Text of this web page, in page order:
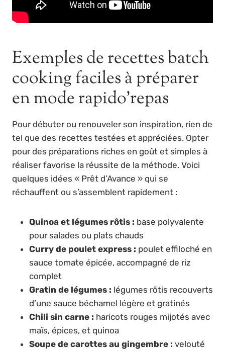
Exemples de recettes batch
cooking faciles à préparer
en mode rapido’repas
Pour débuter ou renouveler son inspiration, rien de
tel que des recettes testées et appréciées. Opter
pour des préparations riches en goût et simples à
réaliser favorise la réussite de la méthode. Voici
quelques idées « Prêt d’Avance » qui se
réchauffent ou s’assemblent rapidement :
Quinoa et légumes rôtis : base polyvalente
pour salades ou plats chauds
Curry de poulet express : poulet effiloché en
sauce tomate épicée, accompagné de riz
complet
Gratin de légumes : légumes rôtis recouverts
d’une sauce béchamel légère et gratinés
Chili sin carne : haricots rouges mijotés avec
maïs, épices, et quinoa
Soupe de carottes au gingembre : velouté